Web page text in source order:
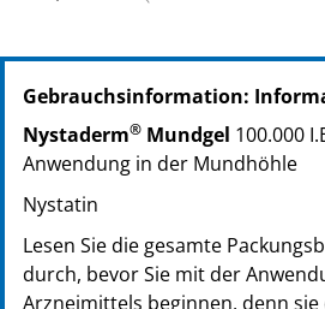
PZN: 03560917
PPN: 110356091782
GTIN: 04250297403121
PZN: 03560923
PPN: 110356092348
GTIN: 04250297403138
Gebrauchsinformation:
Nystaderm® Mundgel 100.000
Anwendung in der Mundhöhle
Nystatin
Lesen Sie die gesamte
durch, bevor Sie mit der
Arzneimittels beginnen, denn